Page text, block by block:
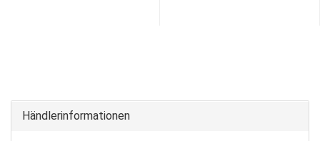
Händlerinformationen